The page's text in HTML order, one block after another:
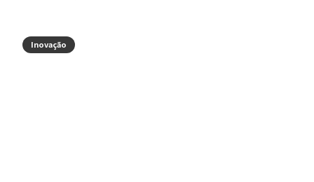
Inovação